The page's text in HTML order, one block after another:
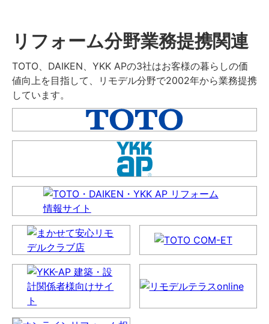
リフォーム分野業務提携関連
TOTO、DAIKEN、YKK APの3社はお客様の暮らしの価
値向上を目指して、リモデル分野で2002年から業務提携
しています。